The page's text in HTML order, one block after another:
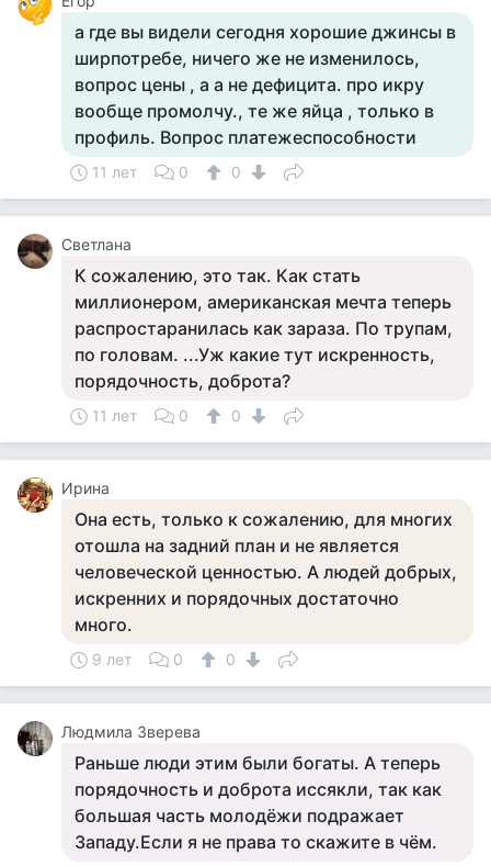
а где вы видели сегодня хорошие джинсы в
ширпотребе, ничего же не изменилось,
вопрос цены , а а не дефицита. про икру
вообще промолчу., те же яйца , только в
профиль. Вопрос платежеспособности
11 лет 0 0
Светлана
К сожалению, это так. Как стать
миллионером, американская мечта теперь
распростаранилась как зараза. По трупам,
по головам. ...Уж какие тут искренность,
порядочность, доброта?
11 лет 0 0
Ирина
Она есть, только к сожалению, для многих
отошла на задний план и не является
человеческой ценностью. А людей добрых,
искренних и порядочных достаточно
много.
9 лет 0 0
Людмила Зверева
Раньше люди этим были богаты. А теперь
порядочность и доброта иссякли, так как
большая часть молодёжи подражает
Западу.Если я не права то скажите в чём.